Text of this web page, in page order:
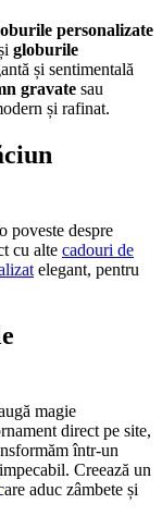
personalizate
globurile
și sentimentală
gravate sau
și rafinat.
poveste despre
cu alte cadouri de
elegant, pentru
magie
direct pe site,
într-un
Creează un
aduc zâmbete și